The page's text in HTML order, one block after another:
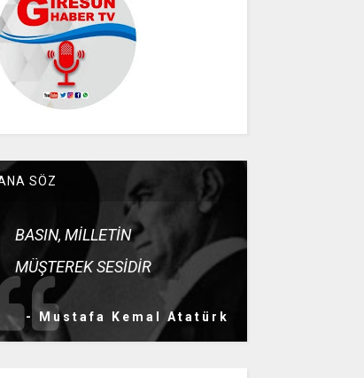
SÖZ
BASIN, MİLLETİN
MÜŞTEREK SESİDİR
- Mustafa Kemal Atatürk